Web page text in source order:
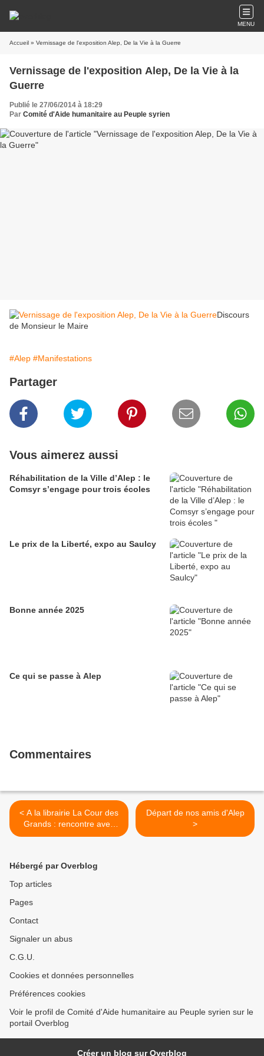
MENU
Accueil » Vernissage de l'exposition Alep, De la Vie à la Guerre
Vernissage de l'exposition Alep, De la Vie à la
Guerre
Publié le 27/06/2014 à 18:29
Par Comité d'Aide humanitaire au Peuple syrien
Discours
de Monsieur le Maire
#Alep #Manifestations
Partager
Vous aimerez aussi
Réhabilitation de la Ville d’Alep : le
Comsyr s’engage pour trois écoles
Le prix de la Liberté, expo au Saulcy
Bonne année 2025
Ce qui se passe à Alep
Commentaires
< A la librairie La Cour des
Grands : rencontre avec
Ziad Majed
Départ de nos amis d'Alep
>
Hébergé par Overblog
Top articles
Pages
Contact
Signaler un abus
C.G.U.
Cookies et données personnelles
Préférences cookies
Voir le profil de Comité d'Aide humanitaire au Peuple syrien sur le
portail Overblog
Créer un blog sur Overblog